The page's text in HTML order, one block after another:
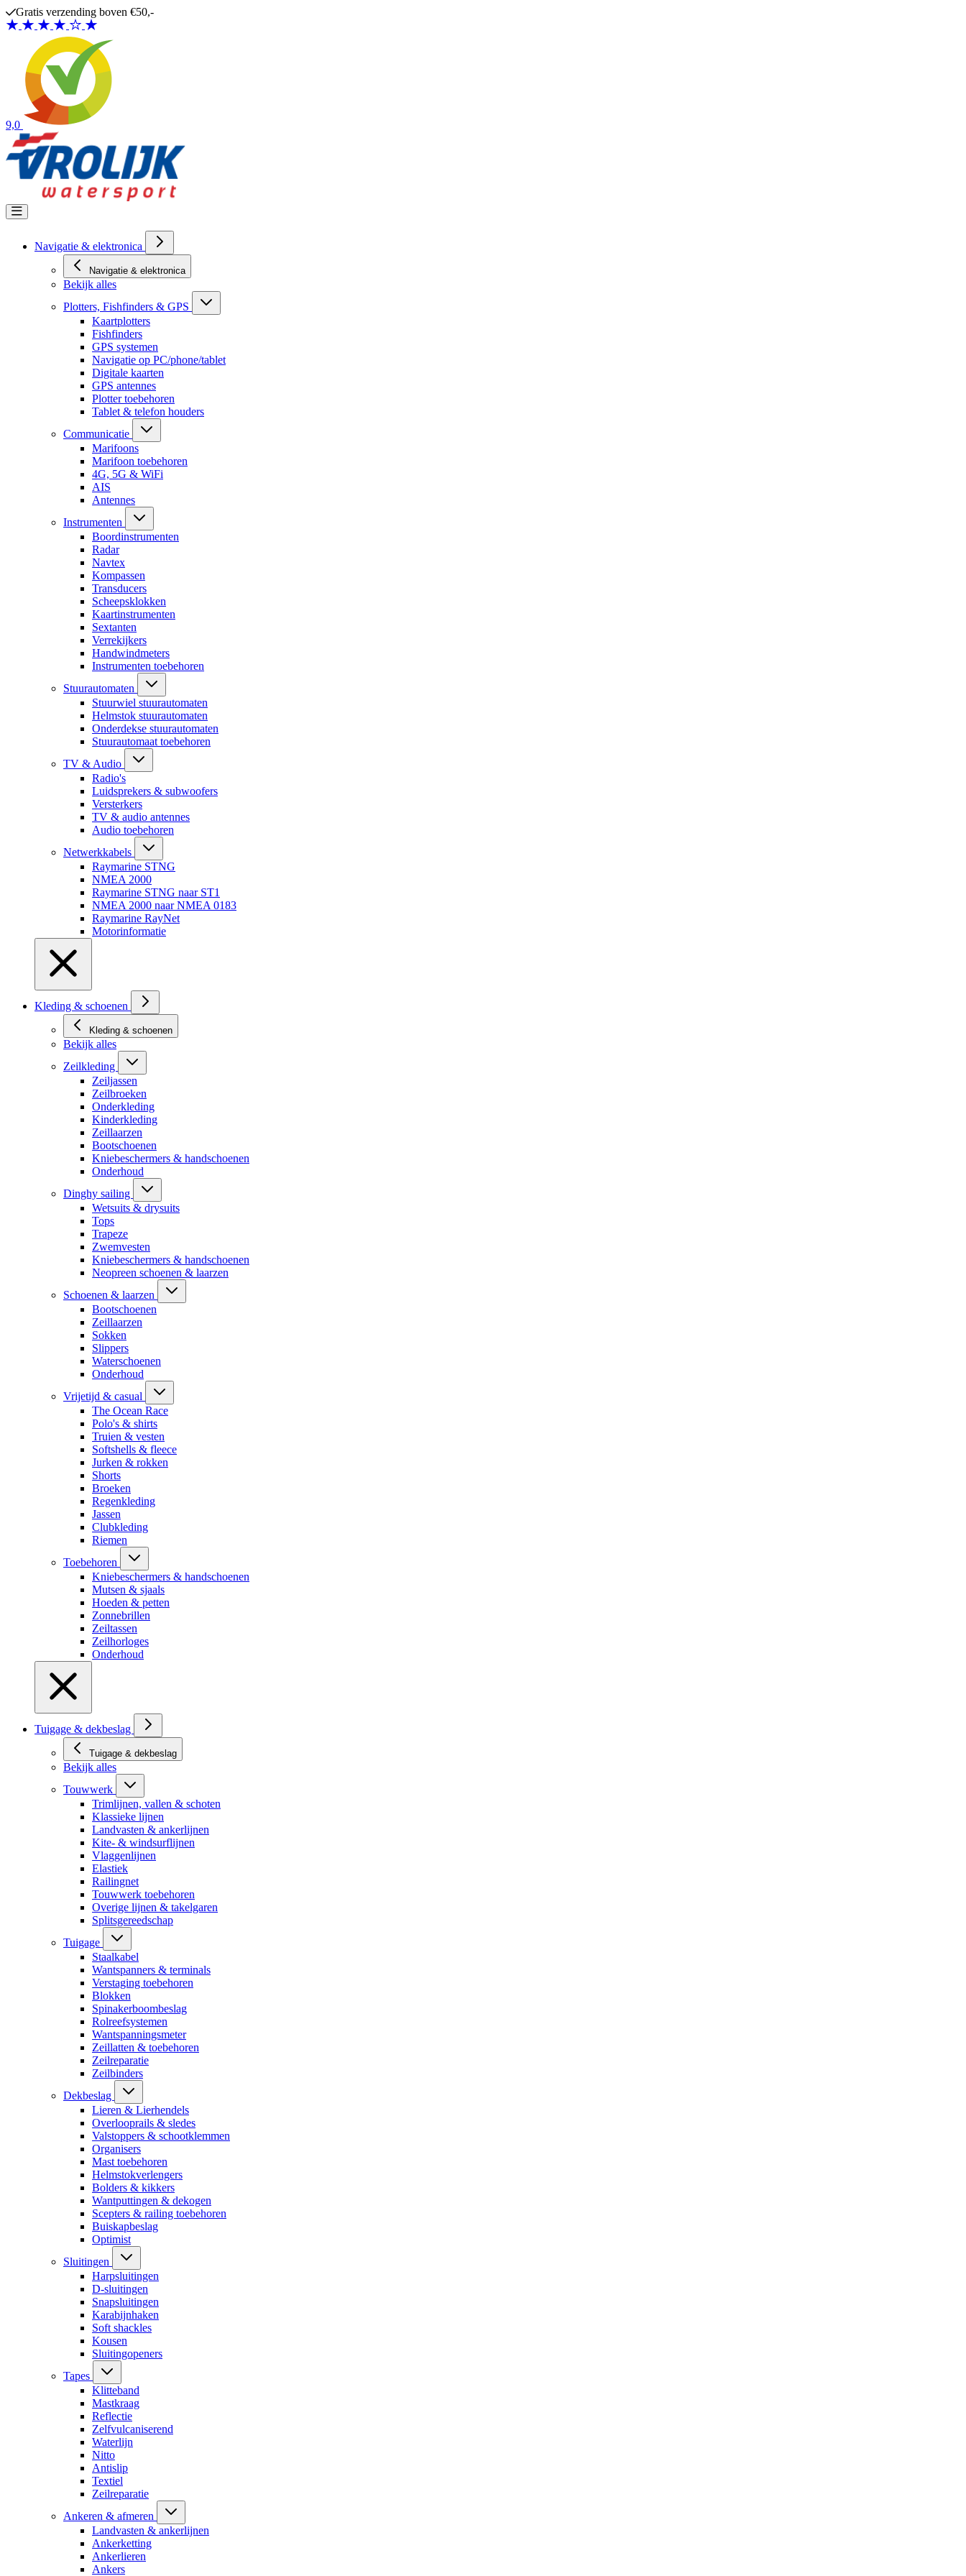
Ga naar de inhoud
Gratis verzending boven €50,-
9,0
Navigatie & elektronica
Navigatie & elektronica
Bekijk alles
Plotters, Fishfinders & GPS
Kaartplotters
Fishfinders
GPS systemen
Navigatie op PC/phone/tablet
Digitale kaarten
GPS antennes
Plotter toebehoren
Tablet & telefon houders
Communicatie
Marifoons
Marifoon toebehoren
4G, 5G & WiFi
AIS
Antennes
Instrumenten
Boordinstrumenten
Radar
Navtex
Kompassen
Transducers
Scheepsklokken
Kaartinstrumenten
Sextanten
Verrekijkers
Handwindmeters
Instrumenten toebehoren
Stuurautomaten
Stuurwiel stuurautomaten
Helmstok stuurautomaten
Onderdekse stuurautomaten
Stuurautomaat toebehoren
TV & Audio
Radio's
Luidsprekers & subwoofers
Versterkers
TV & audio antennes
Audio toebehoren
Netwerkkabels
Raymarine STNG
NMEA 2000
Raymarine STNG naar ST1
NMEA 2000 naar NMEA 0183
Raymarine RayNet
Motorinformatie
Kleding & schoenen
Kleding & schoenen
Bekijk alles
Zeilkleding
Zeiljassen
Zeilbroeken
Onderkleding
Kinderkleding
Zeillaarzen
Bootschoenen
Kniebeschermers & handschoenen
Onderhoud
Dinghy sailing
Wetsuits & drysuits
Tops
Trapeze
Zwemvesten
Kniebeschermers & handschoenen
Neopreen schoenen & laarzen
Schoenen & laarzen
Bootschoenen
Zeillaarzen
Sokken
Slippers
Waterschoenen
Onderhoud
Vrijetijd & casual
The Ocean Race
Polo's & shirts
Truien & vesten
Softshells & fleece
Jurken & rokken
Shorts
Broeken
Regenkleding
Jassen
Clubkleding
Riemen
Toebehoren
Kniebeschermers & handschoenen
Mutsen & sjaals
Hoeden & petten
Zonnebrillen
Zeiltassen
Zeilhorloges
Onderhoud
Tuigage & dekbeslag
Tuigage & dekbeslag
Bekijk alles
Touwwerk
Trimlijnen, vallen & schoten
Klassieke lijnen
Landvasten & ankerlijnen
Kite- & windsurflijnen
Vlaggenlijnen
Elastiek
Railingnet
Touwwerk toebehoren
Overige lijnen & takelgaren
Splitsgereedschap
Tuigage
Staalkabel
Wantspanners & terminals
Verstaging toebehoren
Blokken
Spinakerboombeslag
Rolreefsystemen
Wantspanningsmeter
Zeillatten & toebehoren
Zeilreparatie
Zeilbinders
Dekbeslag
Lieren & Lierhendels
Overlooprails & sledes
Valstoppers & schootklemmen
Organisers
Mast toebehoren
Helmstokverlengers
Bolders & kikkers
Wantputtingen & dekogen
Scepters & railing toebehoren
Buiskapbeslag
Optimist
Sluitingen
Harpsluitingen
D-sluitingen
Snapsluitingen
Karabijnhaken
Soft shackles
Kousen
Sluitingopeners
Tapes
Klitteband
Mastkraag
Reflectie
Zelfvulcaniserend
Waterlijn
Nitto
Antislip
Textiel
Zeilreparatie
Ankeren & afmeren
Landvasten & ankerlijnen
Ankerketting
Ankerlieren
Ankers